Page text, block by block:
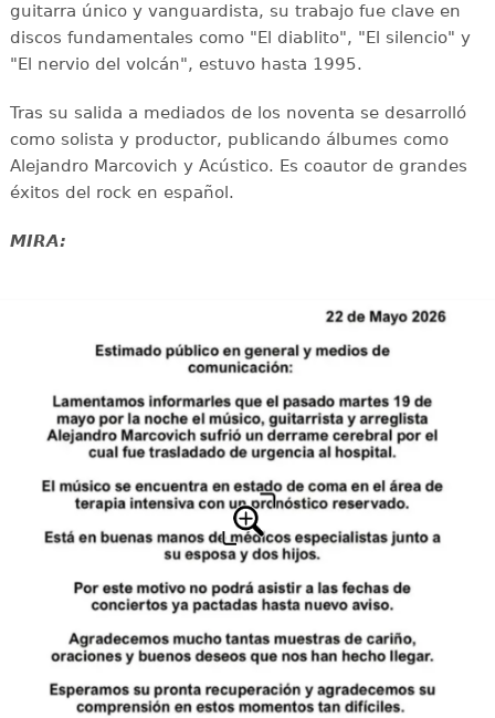
guitarra único y vanguardista, su trabajo fue clave en
discos fundamentales como "El diablito", "El silencio" y
"El nervio del volcán", estuvo hasta 1995.
Tras su salida a mediados de los noventa se desarrolló
como solista y productor, publicando álbumes como
Alejandro Marcovich y Acústico. Es coautor de grandes
éxitos del rock en español.
MIRA: